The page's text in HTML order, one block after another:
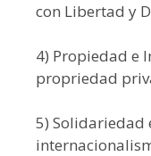
con Libertad y
4) Propiedad e
propriedad
5) Solidariedad